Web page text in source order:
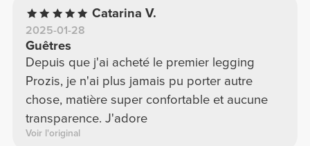
Catarina V.
2025-01-28
Guêtres
Depuis que j'ai acheté le premier legging
Prozis, je n'ai plus jamais pu porter autre
chose, matière super confortable et aucune
transparence. J'adore
Voir l'original